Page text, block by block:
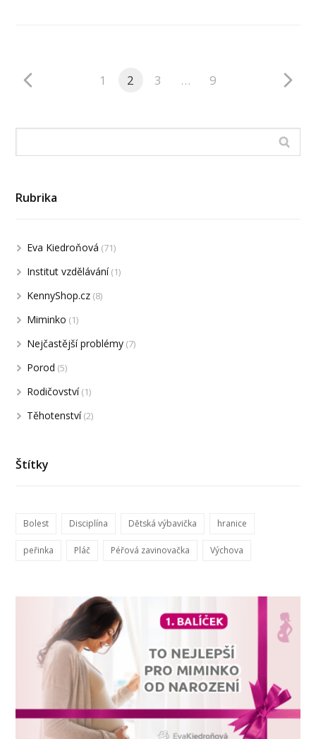
1 2 3 … 9
Rubrika
Eva Kiedroňová (71)
Institut vzdělávání(1)
KennyShop.cz (8)
Miminko (1)
Nejčastější problémy (7)
Porod (5)
Rodičovství(1)
Těhotenství(2)
Štítky
Bolest Disciplína Dětská výbavička hranice
peřinka Pláč Péřová zavinovačka Výchova